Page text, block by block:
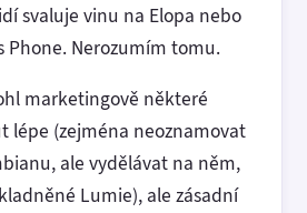
svaluje vinu na Elopa nebo
Phone. Nerozumím tomu.
marketingově některé
lépe (zejména neoznamovat
ale vydělávat na něm,
Lumie), ale zásadní